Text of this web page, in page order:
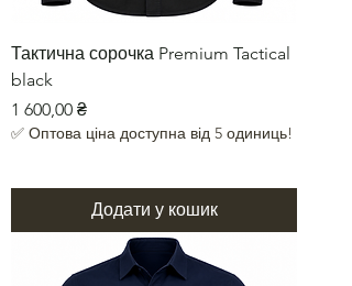
Тактична сорочка Premium Tactical
black
Ціна
1 600,00 ₴
✅ Оптова ціна доступна від 5 одиниць!
Додати у кошик